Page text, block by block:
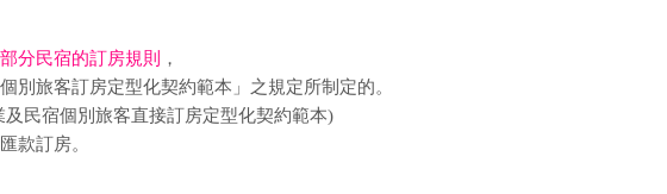
分民宿的訂房規則
，
別旅客訂房定型化契約範本」之規定所制定的。
民宿個別旅客直接訂房定型化契約範本)
款訂房。